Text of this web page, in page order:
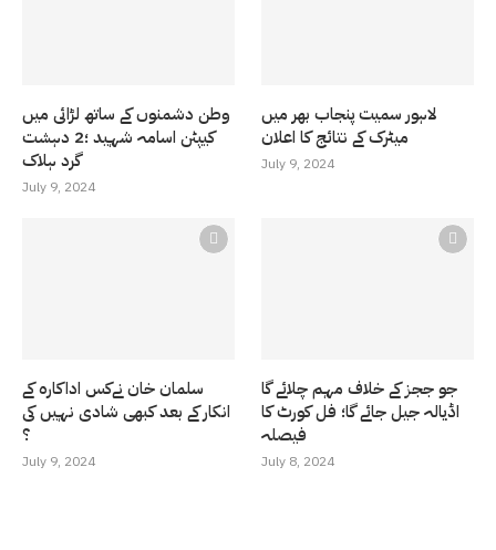
وطن دشمنوں کے ساتھ لڑائی میں
کیپٹن اسامہ شہید ؛2 دہشت
گرد ہلاک
July 9, 2024
لاہور سمیت پنجاب بھر میں
میٹرک کے نتائج کا اعلان
July 9, 2024
سلمان خان نےکس اداکارہ کے
انکار کے بعد کبھی شادی نہیں کی
؟
July 9, 2024
جو ججز کے خلاف مہم چلائے گا
اڈیالہ جیل جائے گا؛ فل کورٹ کا
فیصلہ
July 8, 2024